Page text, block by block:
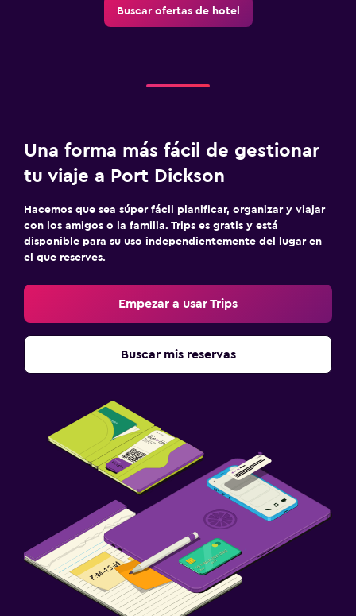
Buscar ofertas de hotel
Una forma más fácil de gestionar
tu viaje a Port Dickson
Hacemos que sea súper fácil planificar, organizar y viajar
con los amigos o la familia. Trips es gratis y está
disponible para su uso independientemente del lugar en
el que reserves.
Empezar a usar Trips
Buscar mis reservas